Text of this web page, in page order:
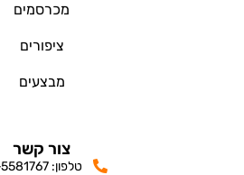
צור קשר
טלפון: 077-5581767
מכרסמים
ציפורים
מבצעים